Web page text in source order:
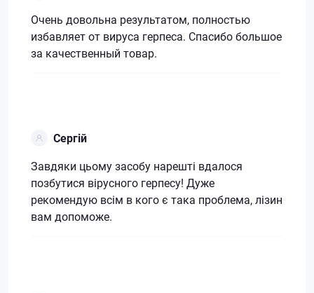
Очень довольна результатом, полностью
избавляет от вируса герпеса. Спасибо большое
за качественный товар.
Сергій
Завдяки цьому засобу нарешті вдалося
позбутися вірусного герпесу! Дуже
рекомендую всім в кого є така проблема, лізин
вам допоможе.